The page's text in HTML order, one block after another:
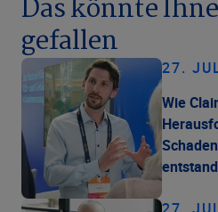
Das könnte
gefallen
27.
Wie